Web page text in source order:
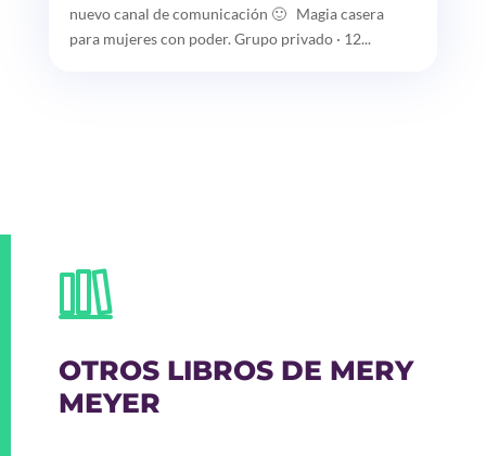
nuevo canal de comunicación 🙂 Magia casera
para mujeres con poder. Grupo privado · 12...
OTROS LIBROS DE MERY
MEYER